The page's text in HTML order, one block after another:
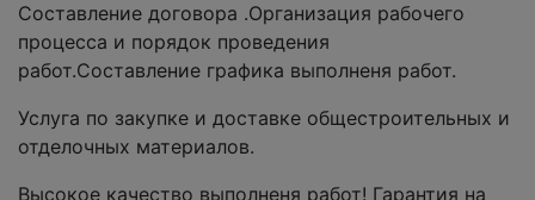
Составление договора .Организация рабочего
процесса и порядок проведения
работ.Составление графика выполненя работ.
Услуга по закупке и доставке общестроительных и
отделочных материалов.
Высокое качество выполненя работ! Гарантия на